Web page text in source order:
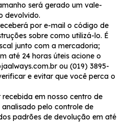
será gerado um vale-
devolvido.
por e-mail o código de
sobre como utilizá-lo. É
junto com a mercadoria;
até 24 horas úteis acione o
ou (019) 3895-
e evitar que você perca o
em nosso centro de
pelo controle de
padrões de devolução em até